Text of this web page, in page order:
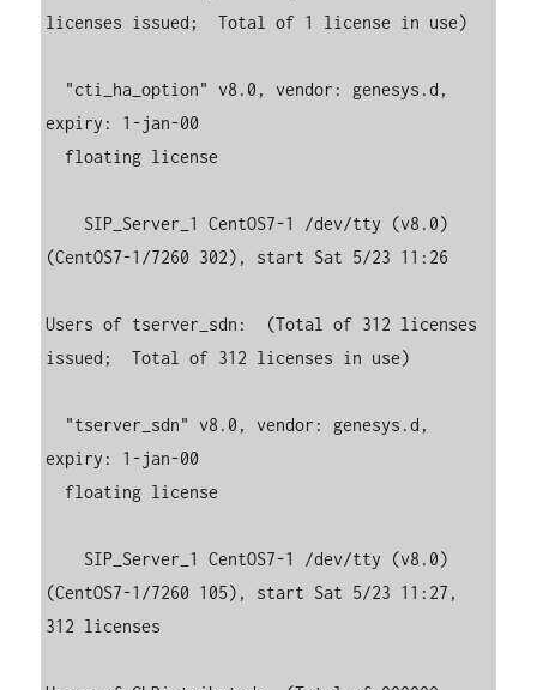
licenses issued;  Total of 1 license in use)
expiry: 1-jan-00
(CentOS7-1/7260 302), start Sat 5/23 11:26
Users of tserver_sdn:  (Total of 312 licenses
issued;  Total of 312 licenses in use)
expiry: 1-jan-00
(CentOS7-1/7260 105), start Sat 5/23 11:27,
312 licenses